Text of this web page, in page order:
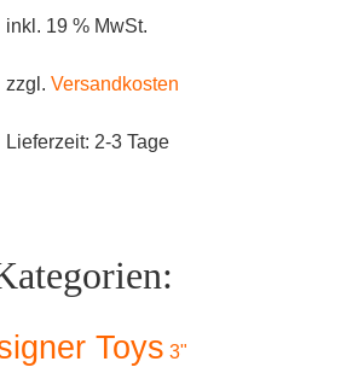
inkl. 19 % MwSt.
zzgl. Versandkosten
Lieferzeit: 2-3 Tage
Toys 3"